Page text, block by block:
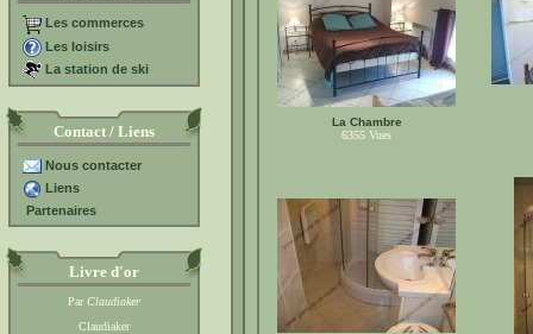
Les commerces
Les loisirs
La station de ski
Contact / Liens
Nous contacter
Liens
Partenaires
Livre d'or
ParClaudiaker
Claudiaker
La Chambre
6355 Vues